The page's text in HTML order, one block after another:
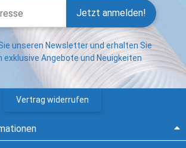
Jetzt anmelden!
unseren Newsletter und erhalten Sie
exklusive Angebote und Neuigkeiten
Vertrag widerrufen